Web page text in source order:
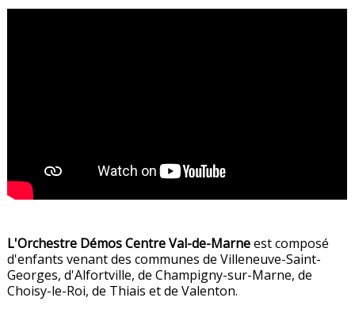
L'Orchestre Démos Centre Val-de-Marneest composé
d'enfants venant des communes de Villeneuve-Saint-
Georges, d'Alfortville, de Champigny-sur-Marne, de
Choisy-le-Roi, de Thiais et de Valenton.